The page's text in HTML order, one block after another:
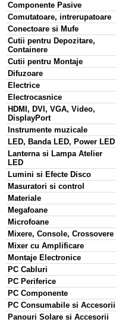
Componente Pasive
Comutatoare, intrerupatoare
Conectoare si Mufe
Cutii pentru Depozitare,
Containere
Cutii pentru Montaje
Difuzoare
Electrice
Electrocasnice
HDMI, DVI, VGA, Video,
DisplayPort
Instrumente muzicale
LED, Banda LED, Power LED
Lanterna si Lampa Atelier
LED
Lumini si Efecte Disco
Masuratori si control
Materiale
Megafoane
Microfoane
Mixere, Console, Crossovere
Mixer cu Amplificare
Montaje Electronice
PC Cabluri
PC Periferice
PC Componente
PC Consumabile si Accesorii
Panouri Solare si Accesorii